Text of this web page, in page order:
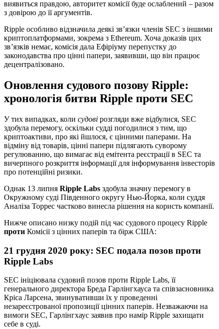
виявиться правдою, авторитет комісії буде ослаблений – разом
з довірою до її аргументів.
Ripple особливо відзначила деякі зв’язки членів SEC з іншими
криптоплатформами, зокрема з Ethereum. Хоча доказів цих
зв’язків немає, комісія дала Ефіріуму перепустку до
законодавства про цінні папери, заявивши, що він працює
децентралізовано.
Оновлення судового позову Ripple:
хронологія битви Ripple проти SEC
У тих випадках, коли судові розгляди вже відбулися, SEC
здобула перемогу, оскільки судді погодилися з тим, що
криптоактиви, про які йшлося, є цінними паперами. На
відміну від товарів, цінні папери підлягають суворому
регулюванню, що вимагає від емітента реєстрації в SEC та
вичерпного розкриття інформації для інформування інвесторів
про потенційні ризики.
Однак 13 липня Ripple Labs здобула значну перемогу в
Окружному суді Південного округу Нью-Йорка, коли суддя
Аналіза Торрес частково винесла рішення на користь компанії.
Нижче описано низку подій під час судового процесу Ripple
проти Комісії з цінних паперів та бірж США:
21 грудня 2020 року: SEC подала позов проти
Ripple Labs
SEC ініціювала судовий позов проти Ripple Labs, її
генерального директора Бреда Гарлінгхауса та співзасновника
Кріса Ларсена, звинувативши їх у проведенні
незареєстрованої пропозиції цінних паперів. Незважаючи на
вимоги SEC, Гарлінгхаус заявив про намір Ripple захищати
себе в суді.